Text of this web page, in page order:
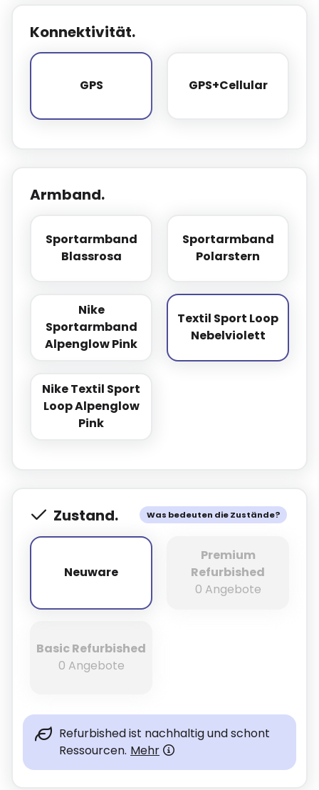
Konnektivität.
GPS
GPS GPS+Cellular
GPS+Cellular
Armband.
Sportarmband
BlassrosaSportarmband Blassrosa
Sportarmband
PolarsternSportarmband
Nike
Sportarmband
Alpenglow Pink
Nike Sportarmband Alpenglow Pink
Textil Sport Loop
Nebelviolett
Textil Sport
Nike Textil Sport
Loop Alpenglow
Pink
Nike Textil Sport Loop Alpenglow Pink
Was bedeuten die Zustände?
Zustand.
Neuware
Neuware
Premium
Refurbished
0 Angebote
Basic Refurbished
0 Angebote
Refurbished ist nachhaltig und schont
Ressourcen. Mehr